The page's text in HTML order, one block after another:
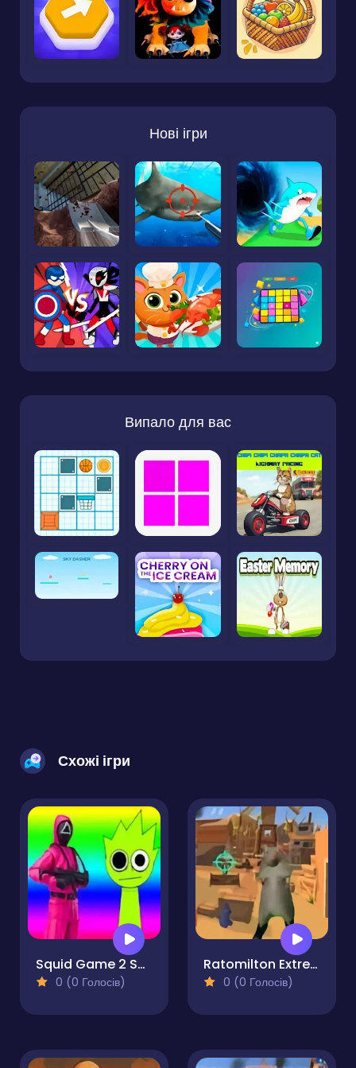
Нові ігри
Випало для вас
Схожі ігри
Squid Game 2 Sprunki Shooter
0 (0 Голосів)
Ratomilton Extreme Gunner
0 (0 Голосів)